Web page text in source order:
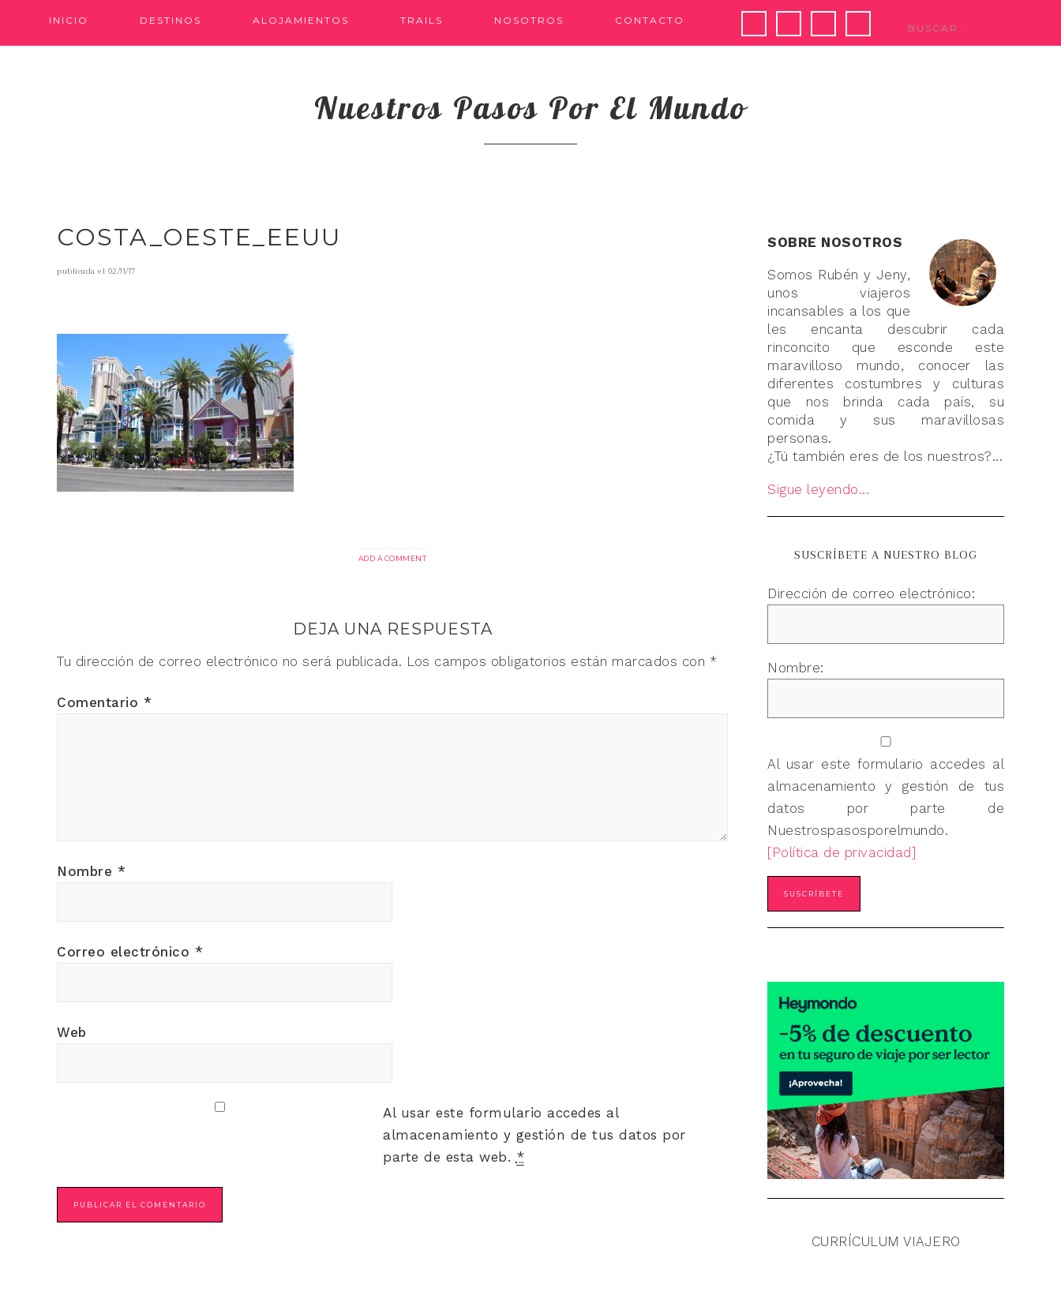
INICIO DESTINOS ALOJAMIENTOS TRAILS NOSOTROS CONTACTO
Nuestros Pasos Por El Mundo
COSTA_OESTE_EEUU
publicada el 02/11/17
ADD A COMMENT
DEJA UNA RESPUESTA
Tu dirección de correo electrónico no será publicada. Los campos obligatorios están marcados con *
Comentario *
Nombre *
Correo electrónico *
Web
Al usar este formulario accedes al
almacenamiento y gestión de tus datos por
parte de esta web. *
SOBRE NOSOTROS
Somos Rubén y Jeny,
unos viajeros
incansables a los que
les encanta descubrir cada
rinconcito que esconde este
maravilloso mundo, conocer las
diferentes costumbres y culturas
que nos brinda cada país, su
comida y sus maravillosas
personas.
¿Tú también eres de los nuestros?...
Sigue leyendo...
SUSCRÍBETE A NUESTRO BLOG
Dirección de correo electrónico:
Nombre:
Al usar este formulario accedes al
almacenamiento y gestión de tus
datos por parte de
Nuestrospasosporelmundo.
[Política de privacidad]
CURRÍCULUM VIAJERO